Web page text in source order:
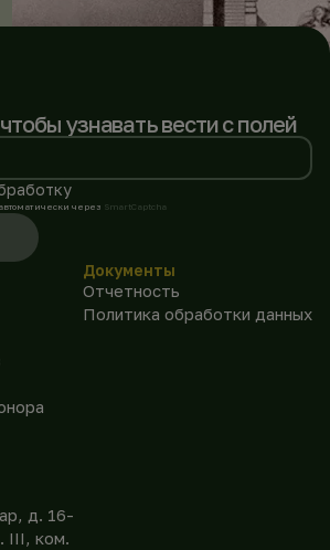
узнавать вести с полей
через SmartCaptcha
Документы
Отчетность
Политика обработки данных
д. 16-
III, ком.